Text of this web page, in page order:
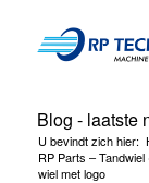
Blog - laatste
U bevindt zich hier:
RP Parts –
wiel met logo